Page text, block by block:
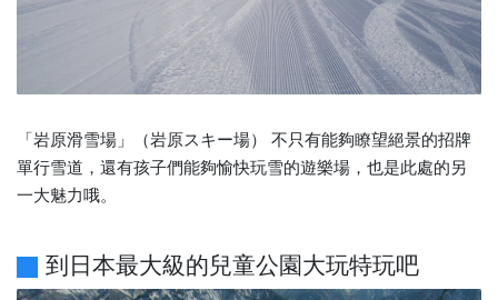
「岩原滑雪場」（岩原スキー場） 不只有能夠瞭望絕景的招牌
單行雪道，還有孩子們能夠愉快玩雪的遊樂場，也是此處的另
一大魅力哦。
到日本最大級的兒童公園大玩特玩吧